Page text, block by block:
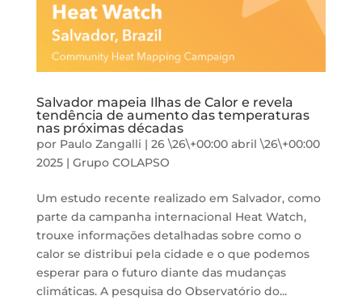
Salvador mapeia Ilhas de Calor e revela
tendência de aumento das temperaturas
nas próximas décadas
por Paulo Zangalli | 26 \26\+00:00 abril \26\+00:00
2025| Grupo COLAPSO
Um estudo recente realizado em Salvador, como
parte da campanha internacional Heat Watch,
trouxe informações detalhadas sobre como o
calor se distribui pela cidade e o que podemos
esperar para o futuro diante das mudanças
climáticas. A pesquisa do Observatório do...